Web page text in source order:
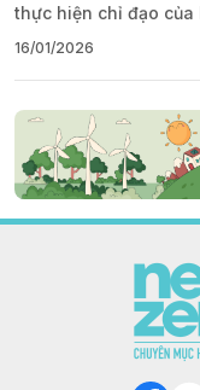
thực hiện chỉ đạo của
ương và Thông tấn xã
"Việt Nam hạnh
Nam một dải non
16/01/2026